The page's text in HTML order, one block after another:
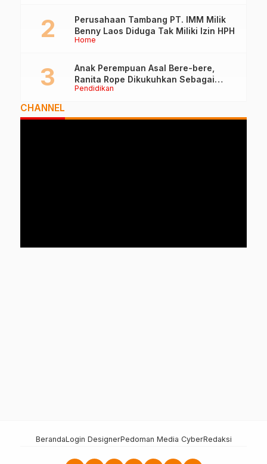
Home
Perusahaan Tambang PT. IMM Milik
Benny Laos Diduga Tak Miliki Izin HPH
Pendidikan
Anak Perempuan Asal Bere-bere,
Ranita Rope Dikukuhkan Sebagai
Guru Besar dan Rektor Ummu
CHANNEL
BerandaLogin DesignerPedoman Media CyberRedaksi